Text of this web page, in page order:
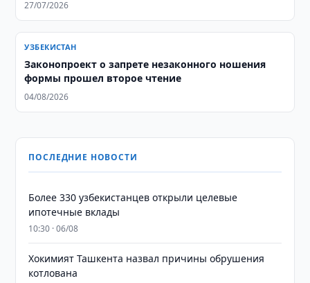
27/07/2026
УЗБЕКИСТАН
Законопроект о запрете незаконного ношения
формы прошел второе чтение
04/08/2026
ПОСЛЕДНИЕ НОВОСТИ
Более 330 узбекистанцев открыли целевые
ипотечные вклады
10:30 · 06/08
Хокимият Ташкента назвал причины обрушения
котлована